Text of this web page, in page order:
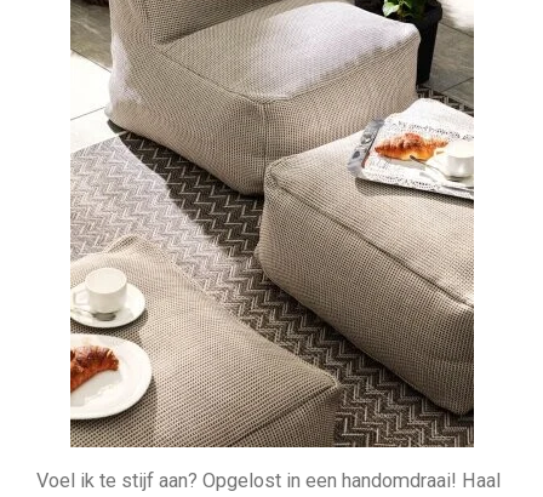
Voel ik te stijf aan? Opgelost in een handomdraai! Haal